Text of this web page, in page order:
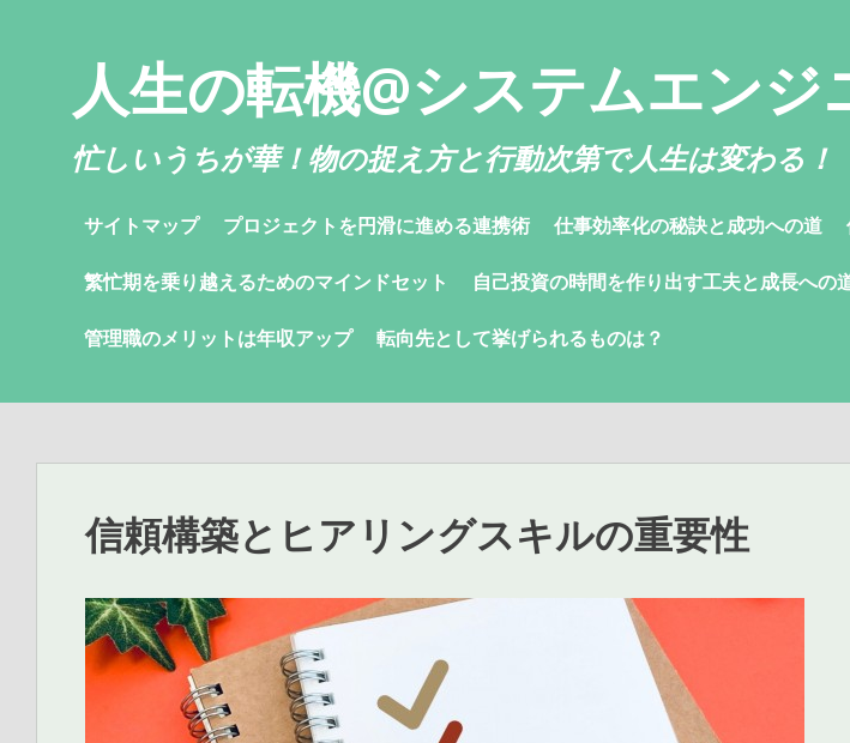
人生の転機@システムエンジ
忙しいうちが華！物の捉え方と行動次第で人生は変わる！
サイトマップ プロジェクトを円滑に進める連携術 仕事効率化の秘訣と成功への道
繁忙期を乗り越えるためのマインドセット 自己投資の時間を作り出す工夫と成長への
管理職のメリットは年収アップ 転向先として挙げられるものは？
信頼構築とヒアリングスキルの重要性